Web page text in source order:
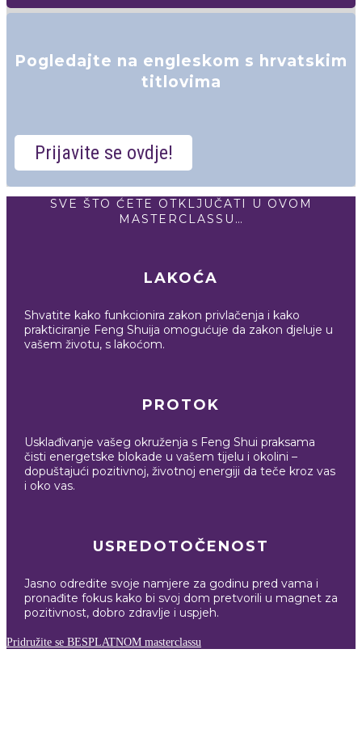
Pogledajte na engleskom s hrvatskim
titlovima
Prijavite se ovdje!
SVE ŠTO ĆETE OTKLJUČATI U OVOM
MASTERCLASSU…
LAKOĆA
Shvatite kako funkcionira zakon privlačenja i kako
prakticiranje Feng Shuija omogućuje da zakon djeluje u
vašem životu, s lakoćom.
PROTOK
Usklađivanje vašeg okruženja s Feng Shui praksama
čisti energetske blokade u vašem tijelu i okolini –
dopuštajući pozitivnoj, životnoj energiji da teče kroz vas
i oko vas.
USREDOTOČENOST
Jasno odredite svoje namjere za godinu pred vama i
pronađite fokus kako bi svoj dom pretvorili u magnet za
pozitivnost, dobro zdravlje i uspjeh.
Pridružite se BESPLATNOM masterclassu